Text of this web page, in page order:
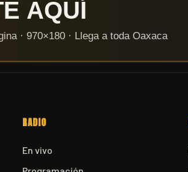
RADIO
En vivo